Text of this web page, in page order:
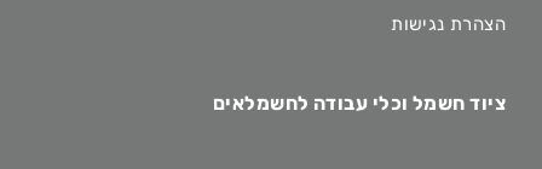
הצהרת נגישות
ציוד חשמל וכלי עבודה לחשמלאים